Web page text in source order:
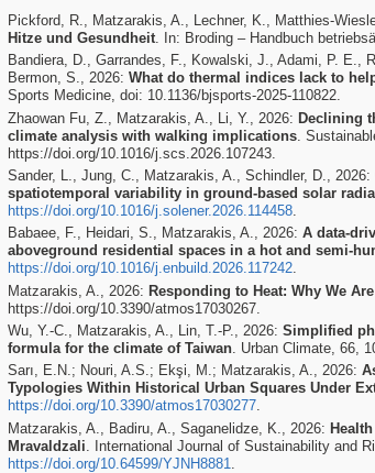
Pickford, R., Matzarakis, A., Lechner, K., Matthies-
Hitze und Gesundheit. In: Broding – Handbuch
Bandiera, D., Garrandes, F., Kowalski, J., Adami, P.
Bermon, S., 2026:What do thermal indices lack to
Sports Medicine, doi: 10.1136/bjsports-2025-110822.
Zhaowan Fu, Z., Matzarakis, A., Li, Y., 2026:Declining
climate analysis with walking implications .
https://doi.org/10.1016/j.scs.2026.107243.
Sander, L., Jung, C., Matzarakis, A., Schindler, D., 2026:
spatiotemporal variability in ground-based solar
https://doi.org/10.1016/j.solener.2026.114458.
Babaee, F., Heidari, S., Matzarakis, A., 2026:A data-
aboveground residential spaces in a hot and semi-
https://doi.org/10.1016/j.enbuild.2026.117242.
Matzarakis, A., 2026:Responding to Heat: Why We
https://doi.org/10.3390/atmos17030267.
Wu, Y.-C., Matzarakis, A., Lin, T.-P., 2026:Simplified
formula for the climate of Taiwan. Urban Climate, 66,
Sarı, E.N.; Nouri, A.S.; Ekşi, M.; Matzarakis, A., 2026:
Typologies Within Historical Urban Squares Under
https://doi.org/10.3390/atmos17030277.
Matzarakis, A., Badiru, A., Saganelidze, K., 2026:
Mravaldzali . International Journal of Sustainability and
https://doi.org/10.64599/YJNH8881